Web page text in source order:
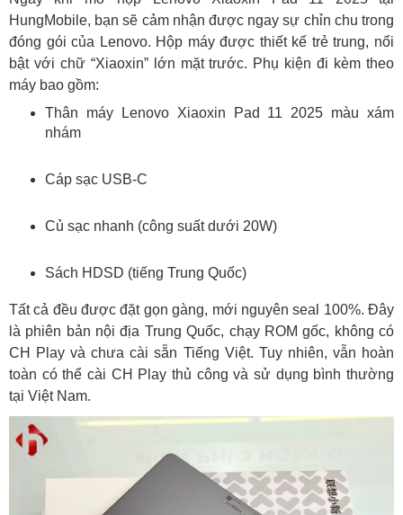
HungMobile, bạn sẽ cảm nhận được ngay sự chỉn chu trong
đóng gói của Lenovo. Hộp máy được thiết kế trẻ trung, nổi
bật với chữ “Xiaoxin” lớn mặt trước. Phụ kiện đi kèm theo
máy bao gồm:
Thân máy Lenovo Xiaoxin Pad 11 2025 màu xám
nhám
Cáp sạc USB-C
Củ sạc nhanh (công suất dưới 20W)
Sách HDSD (tiếng Trung Quốc)
Tất cả đều được đặt gọn gàng, mới nguyên seal 100%. Đây
là phiên bản nội địa Trung Quốc, chạy ROM gốc, không có
CH Play và chưa cài sẵn Tiếng Việt. Tuy nhiên, vẫn hoàn
toàn có thể cài CH Play thủ công và sử dụng bình thường
tại Việt Nam.